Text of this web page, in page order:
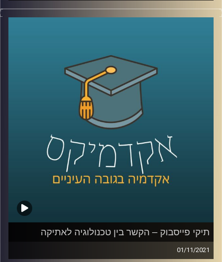
בשנים האחרונות, עם כניסת הטכנולוגיה לחיינו, חלו שינויים
משמעותיים בכל תחומי החיים: אנחנו מנהלים שיחות ארוכות
נפתרות בלחיצת כפתור. בעוד שוק העבודה משתנה בכל רגע,
נדמה שהאקדמיה, שאמורה להכשיר את בוגריה להתאים לשוק
זה, קופאת על שמריה.
בפרק הזה נדבר עם עידן אלמוג, ראש היחידה לחדשנות
בהוראה על פעילות היחידה, ההתאמות שנעשות באוניברסיטת
ריכמן להכנת הבוגרים לעולם התעסוקה החדש וכיצד הופכים
את הליך הלמידה למשמעותי יותר.
לשיחה על למידה בימי קורונה –לחצו כאן
קרדיט תמונות:AudioVersity
תיקי פייסבוק – הקשר בין טכנולוגיה לאתיקה
01/11/2021